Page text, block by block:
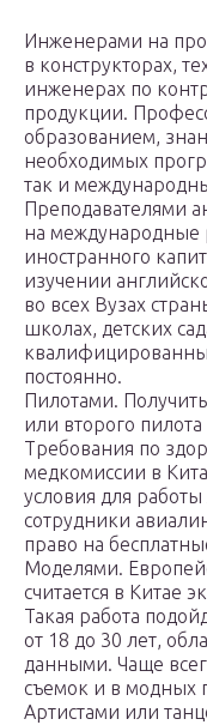
Инженерами на
в конструкторах,
инженерах по
продукции.
образованием,
необходимых
так и
Преподавателями
на
иностранного
изучении
во всех Вузах
школах, детских
постоянно.
Пилотами.
или второго
Требования по
медкомиссии в
условия для
сотрудники
право на
Моделями.
считается в Китае
Такая работа
от 18 до 30 лет,
данными. Чаще
съемок и в модных
Артистами или